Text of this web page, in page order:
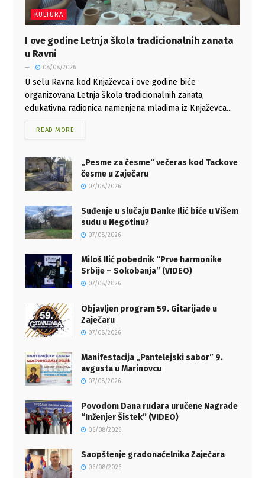
KULTURA
I ove godine Letnja škola tradicionalnih zanata
u Ravni
08/08/2026
U selu Ravna kod Knjaževca i ove godine biće
organizovana Letnja škola tradicionalnih zanata,
edukativna radionica namenjena mladima iz Knjaževca...
READ MORE
„Pesme za česme“ večeras kod Tackove
česme u Zaječaru
07/08/2026
Suđenje u slučaju Danke Ilić biće u Višem
sudu u Negotinu?
07/08/2026
Miloš Ilić pobednik “Prve harmonike
Srbije – Sokobanja” (VIDEO)
07/08/2026
Objavljen program 59. Gitarijade u
Zaječaru
07/08/2026
Manifestacija „Pantelejski sabor” 9.
avgusta u Marinovcu
07/08/2026
Povodom Dana rudara uručene Nagrade
“Inženjer Šistek” (VIDEO)
06/08/2026
Saopštenje gradonačelnika Zaječara
06/08/2026